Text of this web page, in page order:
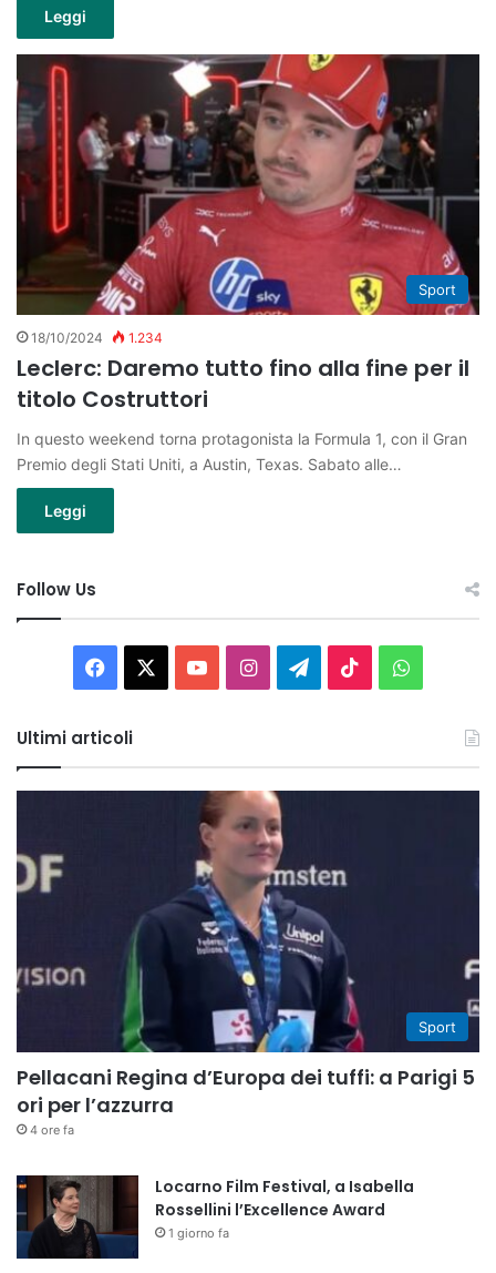
Leggi
Sport
18/10/2024 1.234
Leclerc: Daremo tutto fino alla fine per il
titolo Costruttori
In questo weekend torna protagonista la Formula 1, con il Gran
Premio degli Stati Uniti, a Austin, Texas. Sabato alle…
Leggi
Follow Us
Facebook You InstagramTelegram
TikTok
Ultimi articoli
Sport
Pellacani Regina d’Europa dei tuffi: a Parigi 5
ori per l’azzurra
4 ore fa
Locarno Film Festival, a Isabella
Rossellini l’Excellence Award
1 giorno fa